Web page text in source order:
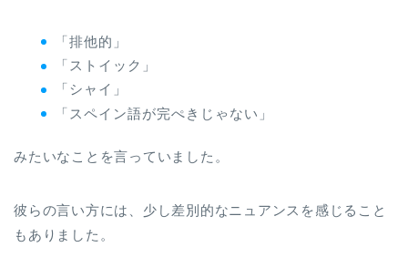
「排他的」
「ストイック」
「シャイ」
「スペイン語が完ぺきじゃない」
みたいなことを言っていました。
彼らの言い方には、少し差別的なニュアンスを感じること
もありました。